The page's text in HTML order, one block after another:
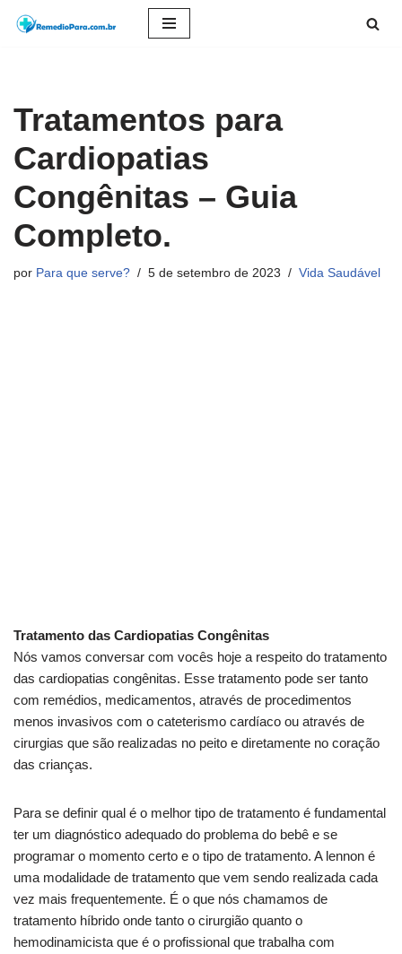
conteúdo
Tratamentos para
Cardiopatias
Congênitas – Guia
Completo.
por Para que serve? 5 de setembro de 2023 Vida Saudável
Tratamento das Cardiopatias Congênitas
Nós vamos conversar com vocês hoje a respeito do tratamento
das cardiopatias congênitas. Esse tratamento pode ser tanto
com remédios, medicamentos, através de procedimentos
menos invasivos com o cateterismo cardíaco ou através de
cirurgias que são realizadas no peito e diretamente no coração
das crianças.
Para se definir qual é o melhor tipo de tratamento é fundamental
ter um diagnóstico adequado do problema do bebê e se
programar o momento certo e o tipo de tratamento. A lennon é
uma modalidade de tratamento que vem sendo realizada cada
vez mais frequentemente. É o que nós chamamos de
tratamento híbrido onde tanto o cirurgião quanto o
hemodinamicista que é o profissional que trabalha com